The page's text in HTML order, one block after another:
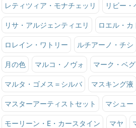
レティツィア・モナチェッリ リビー・
リサ・アルジェンティエリ ロエル・カ
ロレイン・ワトリー ルチアーノ・チシ
月の色 マルコ・ノヴォ マーク・ベ
マルタ・ゴメス＝シルバ マスキング液
マスターアーティストセット マシュー
モーリーン・E・カースタイン マヤ